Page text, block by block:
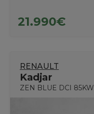
21.990€
RENAULT
Kadjar
ZEN BLUE DCI 85KW